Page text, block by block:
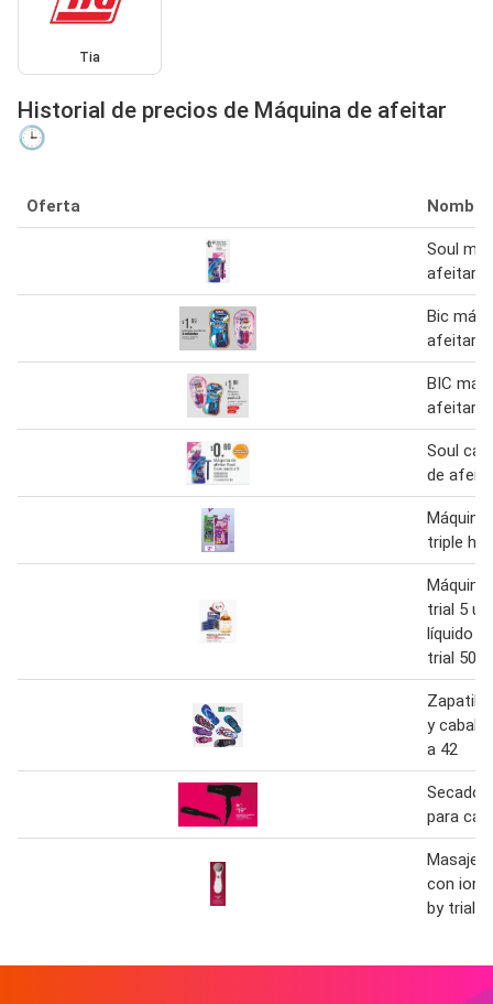
Tia
Historial de precios de Máquina de afeitar
🕒
Oferta Nombre
Soul
afeitar
Bic
afeitar
BIC
afeitar
Soul
de
triple
trial 5
líquido
trial
y
a 42
Secador
para
con
by trial